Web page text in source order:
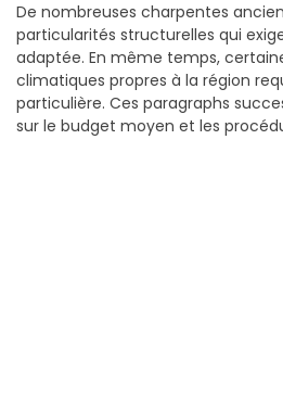
De nombreuses charpentes
particularités structurelles qui
adaptée. En même temps,
climatiques propres à la région
particulière. Ces paragraphs
sur le budget moyen et les